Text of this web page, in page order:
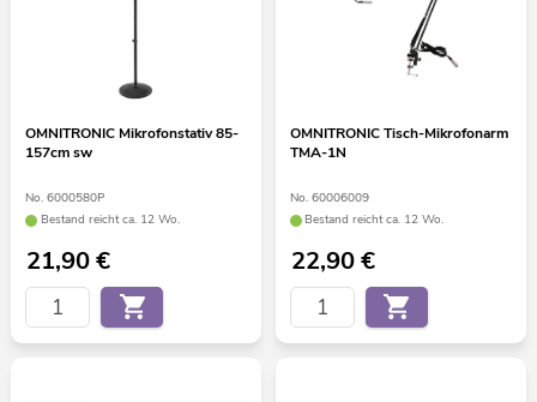
OMNITRONIC Mikrofonstativ 85-
157cm sw
No. 6000580P
Bestand reicht ca. 12 Wo.
21,90€
OMNITRONIC Tisch-Mikrofonarm
TMA-1N
No. 60006009
Bestand reicht ca. 12 Wo.
22,90€